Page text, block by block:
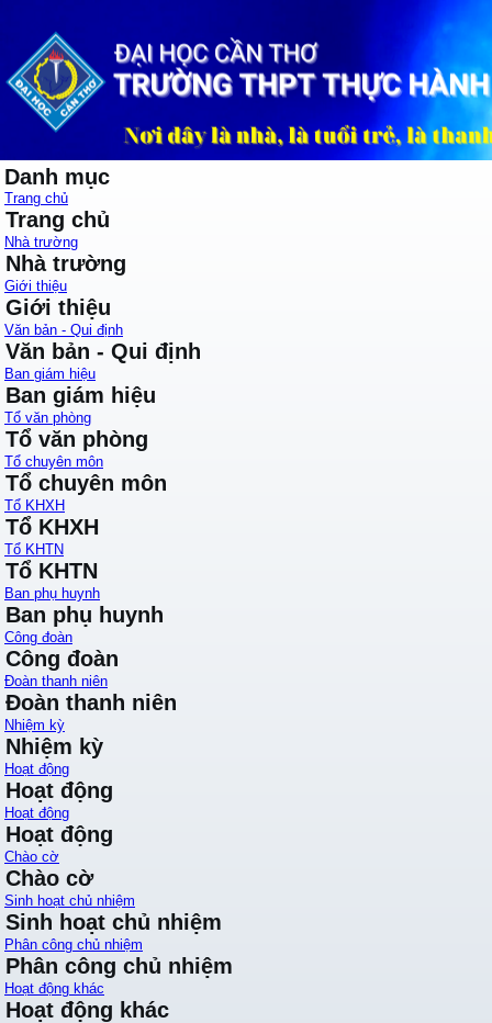
Danh mục
Trang chủ
Trang chủ
Nhà trường
Nhà trường
Giới thiệu
Giới thiệu
Văn bản - Qui định
Văn bản - Qui định
Ban giám hiệu
Ban giám hiệu
Tổ văn phòng
Tổ văn phòng
Tổ chuyên môn
Tổ chuyên môn
Tổ KHXH
Tổ KHXH
Tổ KHTN
Tổ KHTN
Ban phụ huynh
Ban phụ huynh
Công đoàn
Công đoàn
Đoàn thanh niên
Đoàn thanh niên
Nhiệm kỳ
Nhiệm kỳ
Hoạt động
Hoạt động
Hoạt động
Hoạt động
Chào cờ
Chào cờ
Sinh hoạt chủ nhiệm
Sinh hoạt chủ nhiệm
Phân công chủ nhiệm
Phân công chủ nhiệm
Hoạt động khác
Hoạt động khác